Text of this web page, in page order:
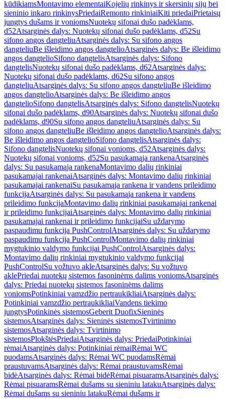
kūdikiamsMontavimo elementaiKojelių rinkinys ir skersinių sijų bei
sieninio inkaro rinkinysPriedaiRemonto rinkiniaiKiti priedaiPrietaisų
jungtys dušams ir voniomsNuotekų sifonai dušo padėklams,
d52Atsarginės dalys: Nuotekų sifonai dušo padėklams, d52Su
sifono angos dangteliuAtsarginės dalys: Su sifono angos
dangteliuBe išleidimo angos dangtelioAtsarginės dalys: Be išleidimo
angos dangtelioSifono dangtelisAtsarginės dalys: Sifono
dangtelisNuotekų sifonai dušo padėklams, d62Atsarginės dalys:
Nuotekų sifonai dušo padėklams, d62Su sifono angos
dangteliuAtsarginės dalys: Su sifono angos dangteliuBe išleidimo
angos dangtelioAtsarginės dalys: Be išleidimo angos
dangtelioSifono dangtelisAtsarginės dalys: Sifono dangtelisNuotekų
sifonai dušo padėklams, d90Atsarginės dalys: Nuotekų sifonai dušo
padėklams, d90Su sifono angos dangteliuAtsarginės dalys: Su
sifono angos dangteliuBe išleidimo angos dangtelioAtsarginės dalys:
Be išleidimo angos dangtelioSifono dangtelisAtsarginės dalys:
Sifono dangtelisNuotekų sifonai vonioms, d52Atsarginės dalys:
Nuotekų sifonai vonioms, d52Su pasukamąja rankenaAtsarginės
dalys: Su pasukamąja rankenaMontavimo dalių rinkiniai
pasukamajai rankenaiAtsarginės dalys: Montavimo dalių rinkiniai
pasukamajai rankenaiSu pasukamąja rankena ir vandens prileidimo
funkcijaAtsarginės dalys: Su pasukamąja rankena ir vandens
prileidimo funkcijaMontavimo dalių rinkiniai pasukamajai rankenai
ir prileidimo funkcijaiAtsarginės dalys: Montavimo dalių rinkiniai
pasukamajai rankenai ir prileidimo funkcijaiSu uždarymo
paspaudimu funkcija PushControlAtsarginės dalys: Su uždarymo
paspaudimu funkcija PushControlMontavimo dalių rinkiniai
mygtukinio valdymo funkcijai PushControlAtsarginės dalys:
Montavimo dalių rinkiniai mygtukinio valdymo funkcijai
PushControlSu vožtuvo akleAtsarginės dalys: Su vožtuvo
aklePriedai nuotekų sistemos fasoninėms dalims voniomsAtsarginės
dalys: Priedai nuotekų sistemos fasoninėms dalims
voniomsPotinkiniai vamzdžio pertraukikliaiAtsarginės dalys:
Potinkiniai vamzdžio pertraukikliaiVandens tiekimo
jungtysPotinkinės sistemosGeberit DuofixSieninės
sistemosAtsarginės dalys: Sieninės sistemosTvirtinimo
sistemosAtsarginės dalys: Tvirtinimo
sistemosPlokštėsPriedaiAtsarginės dalys: PriedaiPotinkiniai
rėmaiAtsarginės dalys: Potinkiniai rėmaiRėmai WC
puodamsAtsarginės dalys: Rėmai WC puodamsRėmai
praustuvamsAtsarginės dalys: Rėmai praustuvamsRėmai
bidėAtsarginės dalys: Rėmai bidėRėmai pisuaramsAtsarginės dalys:
Rėmai pisuaramsRėmai dušams su sieniniu latakuAtsarginės dalys:
Rėmai dušams su sieniniu latakuRėmai dušams ir